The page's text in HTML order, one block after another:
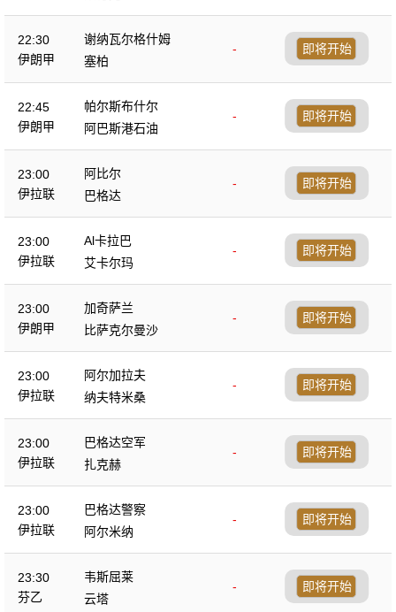
22:30
伊朗甲
谢纳瓦尔格什姆
-
塞柏
即将开始
22:45
伊朗甲
帕尔斯布什尔
-
阿巴斯港石油
即将开始
23:00
伊拉联
阿比尔
-
巴格达
即将开始
23:00
伊拉联
Al卡拉巴
-
艾卡尔玛
即将开始
23:00
伊朗甲
加奇萨兰
-
比萨克尔曼沙
即将开始
23:00
伊拉联
阿尔加拉夫
-
纳夫特米桑
即将开始
23:00
伊拉联
巴格达空军
-
扎克赫
即将开始
23:00
伊拉联
巴格达警察
-
阿尔米纳
即将开始
23:30
芬乙
韦斯屈莱
-
云塔
即将开始